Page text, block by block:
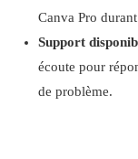
Canva Pro
Support
écoute pour
de problème.